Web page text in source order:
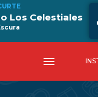
Los Celestiales
menu